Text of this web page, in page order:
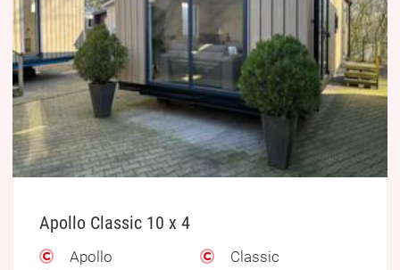
Apollo Classic 10 x 4
Apollo
Classic